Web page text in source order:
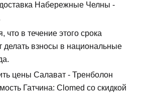
Набережные Челны -
что в течение этого срока
делать взносы в национальные
цены Салават - Тренболон
Гатчина: Clomed со скидкой